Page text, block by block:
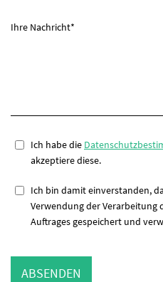
Pflichtfeld
Ihre Nachricht*
Ich habe die
akzeptiere diese.
Ich bin damit einverstanden,
Verwendung der Verarbeitung
Auftrages gespeichert und
ABSENDEN